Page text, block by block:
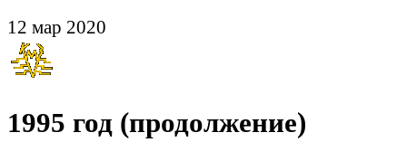
12 мар 2020
1995 год (продолжение)